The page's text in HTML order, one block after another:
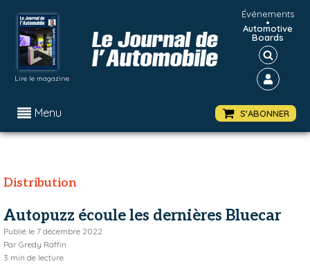
Lire le magazine
Événements
•
Automotive
Boards
Menu S'ABONNER
Distribution
Autopuzz écoule les dernières Bluecar
Publié le 7 décembre 2022
Par Gredy Raffin
3 min de lecture